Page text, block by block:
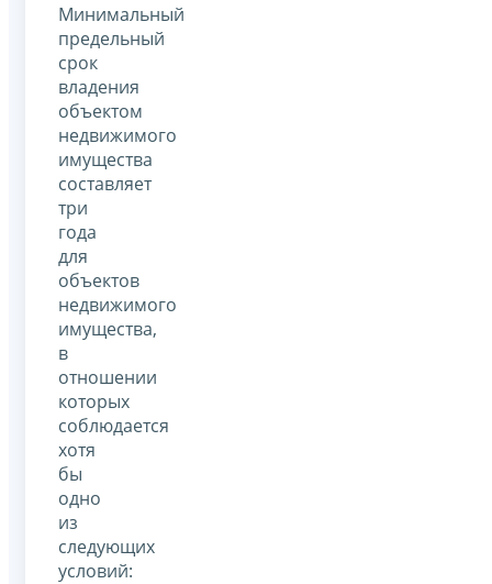
Минимальный
предельный
срок
владения
объектом
недвижимого
имущества
составляет
три
года
для
объектов
недвижимого
имущества,
в
отношении
которых
соблюдается
хотя
бы
одно
из
следующих
условий: